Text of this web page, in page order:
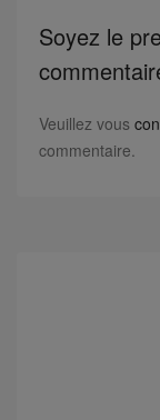
Soyez le
Veuillez vous
commentaire.